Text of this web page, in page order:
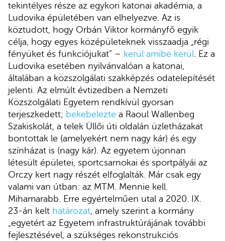
tekintélyes része az egykori katonai akadémia, a
Ludovika épületében van elhelyezve. Az is
köztudott, hogy Orbán Viktor kormányfő egyik
célja, hogy egyes középületeknek visszaadja „régi
fényüket és funkciójukat” – kerül amibe kerül. Ez a
Ludovika esetében nyilvánvalóan a katonai,
általában a közszolgálati szakképzés odatelepítését
jelenti. Az elmúlt évtizedben a Nemzeti
Közszolgálati Egyetem rendkívül gyorsan
terjeszkedett; bekebelezte a Raoul Wallenbeg
Szakiskolát, a telek Üllői úti oldalán üzletházakat
bontottak le (amelyekért nem nagy kár) és egy
színházat is (nagy kár). Az egyetem újonnan
létesült épületei, sportcsarnokai és sportpályái az
Orczy kert nagy részét elfoglalták. Már csak egy
valami van útban: az MTM. Mennie kell.
Mihamarabb. Erre egyértelműen utal a 2020. IX.
23-án kelt határozat, amely szerint a kormány
„egyetért az Egyetem infrastruktúrájának további
fejlesztésével, a szükséges rekonstrukciós